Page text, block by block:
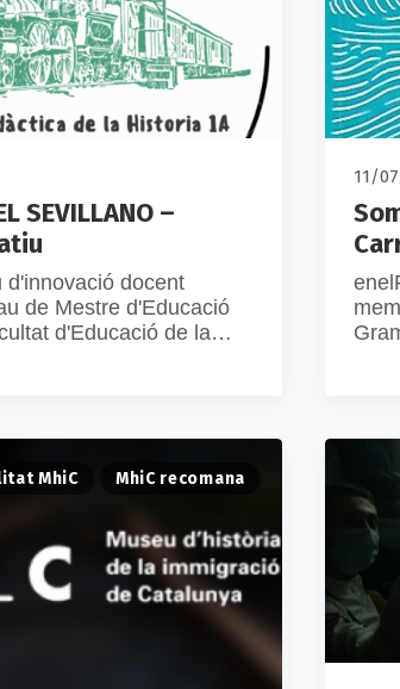
SEVILLANO –
d'innovació docent
de Mestre d'Educació
d'Educació de la…
11/
MhiC MhiC recomana